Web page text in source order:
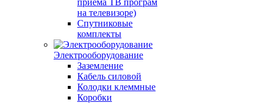
приема ТВ програм
на телевизоре)
Спутниковые
комплекты
Электрооборудование
Заземление
Кабель силовой
Колодки клеммные
Коробки